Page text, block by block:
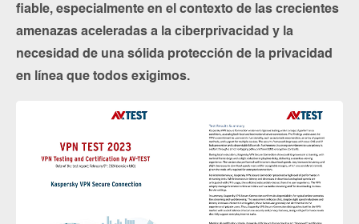
fiable, especialmente en el contexto de las crecientes
amenazas aceleradas a la ciberprivacidad y la
necesidad de una sólida protección de la privacidad
en línea que todos exigimos.